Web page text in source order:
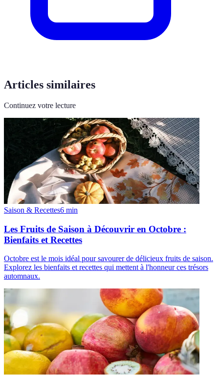
Articles similaires
Continuez votre lecture
Saison & Recettes6 min
Les Fruits de Saison à Découvrir en Octobre :
Bienfaits et Recettes
Octobre est le mois idéal pour savourer de délicieux fruits de saison.
Explorez les bienfaits et recettes qui mettent à l'honneur ces trésors
automnaux.